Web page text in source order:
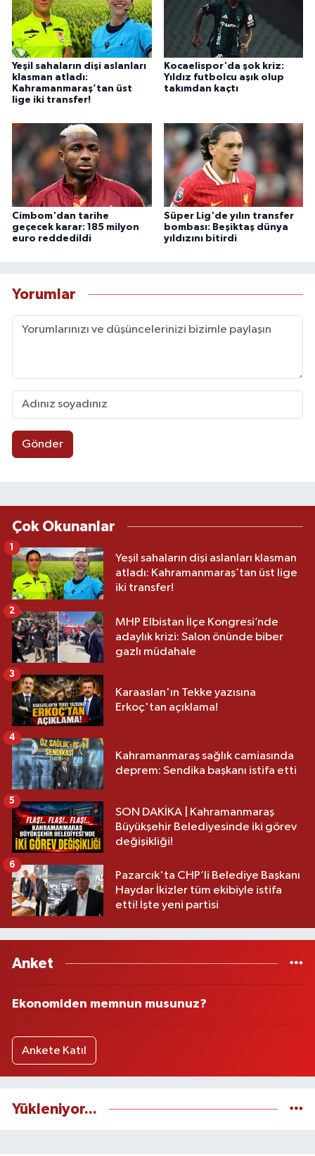
Yeşil sahaların dişi aslanları
klasman atladı:
Kahramanmaraş’tan üst
lige iki transfer!
Kocaelispor'da şok kriz:
Yıldız futbolcu aşık olup
takımdan kaçtı
Cimbom'dan tarihe
geçecek karar: 185 milyon
euro reddedildi
Süper Lig'de yılın transfer
bombası: Beşiktaş dünya
yıldızını bitirdi
Yorumlar
Gönder
Çok Okunanlar
Yeşil sahaların dişi aslanları klasman
atladı: Kahramanmaraş’tan üst lige
iki transfer!
1
MHP Elbistan İlçe Kongresi’nde
adaylık krizi: Salon önünde biber
gazlı müdahale
2
Karaaslan'ın Tekke yazısına
Erkoç'tan açıklama!
3
Kahramanmaraş sağlık camiasında
deprem: Sendika başkanı istifa etti
4
SON DAKİKA | Kahramanmaraş
Büyükşehir Belediyesinde iki görev
değişikliği!
5
Pazarcık'ta CHP’li Belediye Başkanı
Haydar İkizler tüm ekibiyle istifa
etti! İşte yeni partisi
6
Anket
Ekonomiden memnun musunuz?
Ankete Katıl
Yükleniyor...